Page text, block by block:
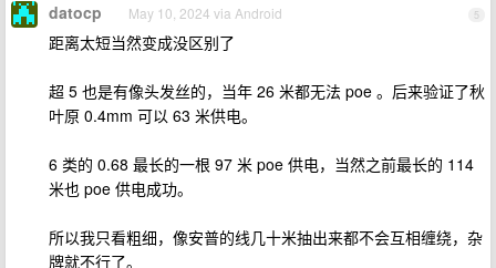
5
datocp May 10, 2024 via Android
距离太短当然变成没区别了
超 5 也是有像头发丝的，当年 26 米都无法 poe 。后来验证了秋
叶原 0.4mm 可以 63 米供电。
6 类的 0.68 最长的一根 97 米 poe 供电，当然之前最长的 114
米也 poe 供电成功。
所以我只看粗细，像安普的线几十米抽出来都不会互相缠绕，杂
牌就不行了。